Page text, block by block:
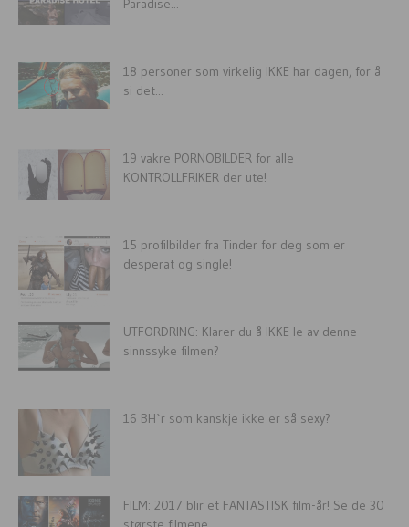
18 personer som virkelig IKKE har dagen, for å
si det...
19 vakre PORNOBILDER for alle
KONTROLLFRIKER der ute!
15 profilbilder fra Tinder for deg som er
desperat og single!
UTFORDRING: Klarer du å IKKE le av denne
sinnssyke filmen?
16 BH`r som kanskje ikke er så sexy?
FILM: 2017 blir et FANTASTISK film-år! Se de 30